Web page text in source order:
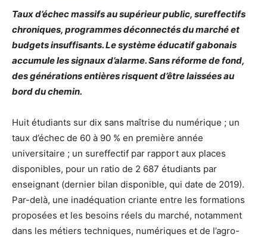
Taux d’échec massifs au supérieur public, sureffectifs
chroniques, programmes déconnectés du marché et
budgets insuffisants. Le système éducatif gabonais
accumule les signaux d’alarme. Sans réforme de fond,
des générations entières risquent d’être laissées au
bord du chemin.
Huit étudiants sur dix sans maîtrise du numérique ; un
taux d’échec de 60 à 90 % en première année
universitaire ; un sureffectif par rapport aux places
disponibles, pour un ratio de 2 687 étudiants par
enseignant (dernier bilan disponible, qui date de 2019).
Par-delà, une inadéquation criante entre les formations
proposées et les besoins réels du marché, notamment
dans les métiers techniques, numériques et de l’agro-